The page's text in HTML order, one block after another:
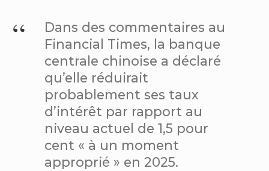
Dans des commentaires au
Financial Times, la banque
centrale chinoise a déclaré
qu’elle réduirait
probablement ses taux
d’intérêt par rapport au
niveau actuel de 1,5 pour
cent « à un moment
approprié » en 2025.